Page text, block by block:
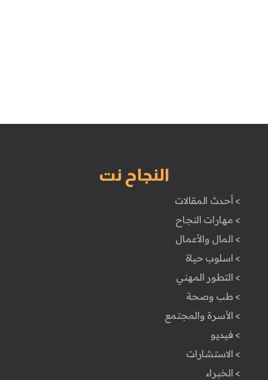
النجاح نت
> أحدث المقالات
> مهارات النجاح
> المال والأعمال
> اسلوب حياة
> التطور المهني
> طب وصحة
> الأسرة والمجتمع
> فيديو
> الاستشارات
> الخبراء